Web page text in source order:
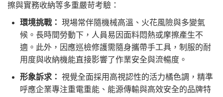
擦與實務收納等多重嚴苛考驗：
環境挑戰： 現場常伴隨機械高溫、火花風險與多變氣
候。長時間勞動下，人員易因面料悶熱或摩擦產生不
適。此外，因應巡檢修護需隨身攜帶手工具，制服的耐
用度與收納機能直接影響了作業安全與流暢度。
形象訴求： 視覺全面採用高視認性的活力橘色調，精準
呼應企業專注重電重能、能源傳輸與高效安全的品牌特